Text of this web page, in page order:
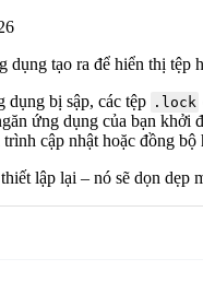
dụng tạo ra để hiển thị tệp
dụng bị sập, các tệp .lock
ứng dụng của bạn khởi
trình cập nhật hoặc đồng
lập lại – nó sẽ dọn dẹp